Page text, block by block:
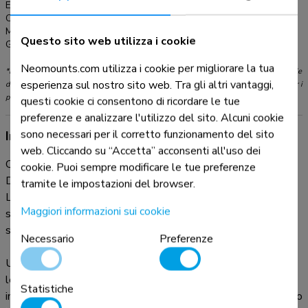
EAN:
Colore:
Argento
Materiale principale:
Garanzia:
5 anni
*Nota: le dimensioni in pollici segnalate sono solo indicative, combinate con il peso e le
dimensioni VESA. Il peso massimo e la dimensione VESA sono restrizioni assolute per i
prodotti e non devono essere superati.
Informazioni sul prodotto
Questo braccio porta monitor Neomounts, modello NM-
D775DX3SILVER consente di collegare tre schermi
LCD/LED/TFT su di una scrivania con la modalità di fissaggio
su piano attraverso un morsetto o foro passante (entrambe
sono incluse).
Utilizzate un braccio porta monitor per sfruttare pienamente
le capacità del vostro schermo. Il braccio è facile da regolare
in altezza e profondità. È inoltre possibile inclinare lo schermo
Questo sito web utilizza i cookie
Neomounts.com utilizza i cookie per migliorare la tua
esperienza sul nostro sito web. Tra gli altri vantaggi,
questi cookie ci consentono di ricordare le tue
preferenze e analizzare l'utilizzo del sito. Alcuni cookie
sono necessari per il corretto funzionamento del sito
web. Cliccando su “Accetta” acconsenti all'uso dei
cookie. Puoi sempre modificare le tue preferenze
tramite le impostazioni del browser.
Maggiori informazioni sui cookie
Necessario
Preferenze
Statistiche